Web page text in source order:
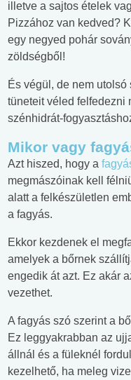
illetve a sajtos ételek
Pizzához van kedved?
egy negyed pohár
zöldségből!
És végül, de nem utolsó
tüneteit véled felfedezni
szénhidrát-
Mikor vagy
Azt hiszed, hogy a
megmászóinak kell
alatt a felkészületlen
a fagyás.
Ekkor kezdenek el
amelyek a bőrnek
engedik át azt. Ez akár
vezethet.
A fagyás szó szerint a
Ez leggyakrabban az
állnál és a füleknél
kezelhető, ha meleg